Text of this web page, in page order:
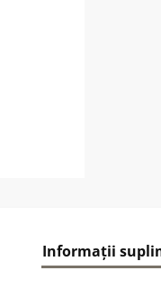
Informații